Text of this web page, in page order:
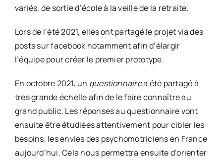
variés, de sortie d’école à la veille de la retraite.
Lors de l’été 2021, elles ont partagé le projet via des
posts sur facebook notamment afin d’élargir
l’équipe pour créer le premier prototype.
En octobre 2021, un questionnairea été partagé à
très grande échelle afin de le faire connaître au
grand public. Les réponses au questionnaire vont
ensuite être étudiées attentivement pour cibler les
besoins, les envies des psychomotriciens en France
aujourd’hui. Cela nous permettra ensuite d’orienter